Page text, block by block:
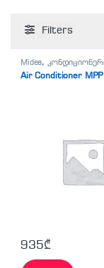
Filters
Midea,
Air Conditioner
935₾